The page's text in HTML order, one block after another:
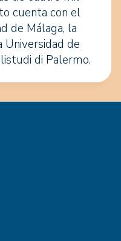
cuenta con el
de Málaga, la
Universidad de
di Palermo.